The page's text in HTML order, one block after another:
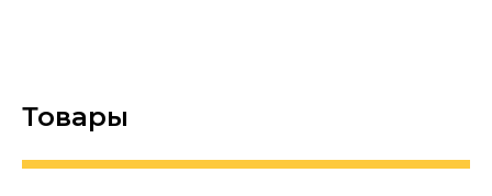
Товары